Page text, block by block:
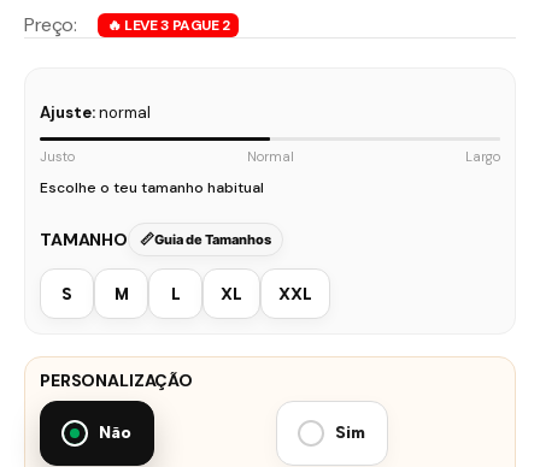
Ajuste:normal
Justo Normal Largo
Escolhe o teu tamanho habitual
TAMANHO Guia de Tamanhos
S M L XL XXL
PERSONALIZAÇÃO
Não Sim